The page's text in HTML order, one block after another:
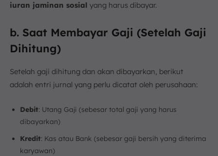
iuran jaminan sosial yang harus dibayar.
b. Saat Membayar Gaji (Setelah Gaji
Dihitung)
Setelah gaji dihitung dan akan dibayarkan, berikut
adalah entri jurnal yang perlu dicatat oleh perusahaan:
Debit: Utang Gaji (sebesar total gaji yang harus
dibayarkan)
Kredit: Kas atau Bank (sebesar gaji bersih yang diterima
karyawan)